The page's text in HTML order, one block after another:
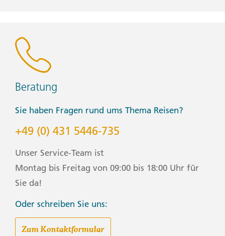
Beratung
Sie haben Fragen rund ums Thema Reisen?
+49 (0) 431 5446-735
Unser Service-Team ist
Montag bis Freitag von 09:00 bis 18:00 Uhr für
Sie da!
Oder schreiben Sie uns:
Zum Kontaktformular